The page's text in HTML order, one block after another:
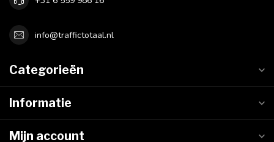
info@traffictotaal.nl
Categorieën
Informatie
Mijn account